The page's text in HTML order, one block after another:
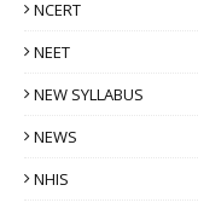
NCERT
NEET
NEW SYLLABUS
NEWS
NHIS